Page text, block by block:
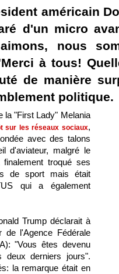
américain
d'un micro
nous
à tous!
de manière
politique.
la "First Lady" Melania
sur les réseaux sociaux,
avec des talons
d'aviateur, malgré le
troqué ses
de sport mais était
qui a également
Trump déclarait à
de l'Agence Fédérale
"Vous êtes devenu
derniers jours".
la remarque était en